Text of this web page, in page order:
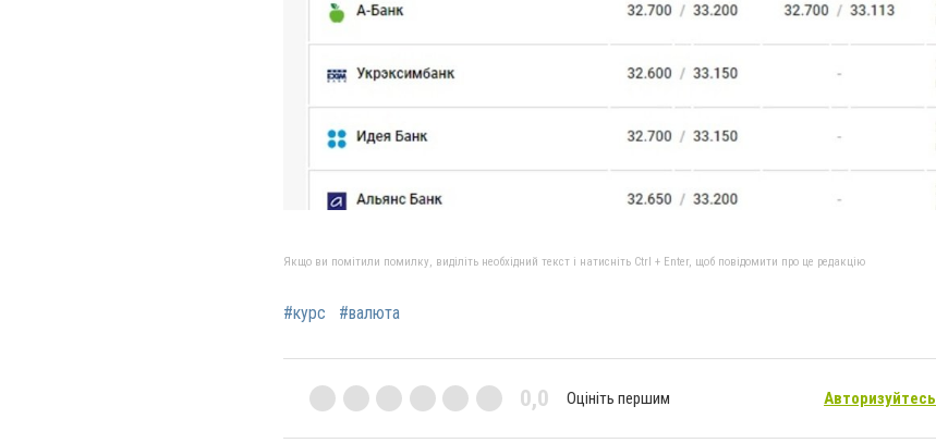
Якщо ви помітили помилку, виділіть необхідний текст і натисніть Ctrl + Enter, щоб повідомити про це редакцію
#курс #валюта
0,0 Оцініть першим Авторизуйтесь